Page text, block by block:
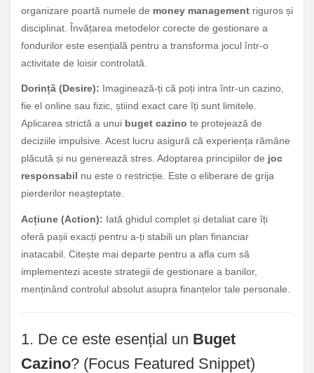
organizare poartă numele de money management riguros și
disciplinat. Învățarea metodelor corecte de gestionare a
fondurilor este esențială pentru a transforma jocul într-o
activitate de loisir controlată.
Dorință (Desire): Imaginează-ți că poți intra într-un cazino,
fie el online sau fizic, știind exact care îți sunt limitele.
Aplicarea strictă a unui buget cazino te protejează de
deciziile impulsive. Acest lucru asigură că experiența rămâne
plăcută și nu generează stres. Adoptarea principiilor de joc
responsabil nu este o restricție. Este o eliberare de grija
pierderilor neașteptate.
Acțiune (Action): Iată ghidul complet și detaliat care îți
oferă pașii exacți pentru a-ți stabili un plan financiar
inatacabil. Citește mai departe pentru a afla cum să
implementezi aceste strategii de gestionare a banilor,
menținând controlul absolut asupra finanțelor tale personale.
1. De ce este esențial un Buget
Cazino? (Focus Featured Snippet)